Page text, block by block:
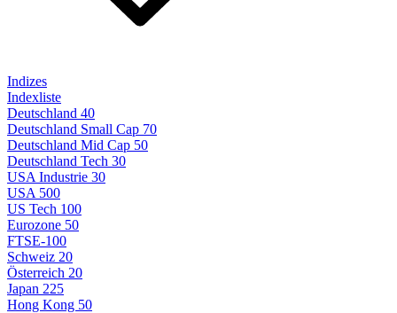
Indizes
Indexliste
Deutschland 40
Deutschland Small Cap 70
Deutschland Mid Cap 50
Deutschland Tech 30
USA Industrie 30
USA 500
US Tech 100
Eurozone 50
FTSE-100
Schweiz 20
Österreich 20
Japan 225
Hong Kong 50